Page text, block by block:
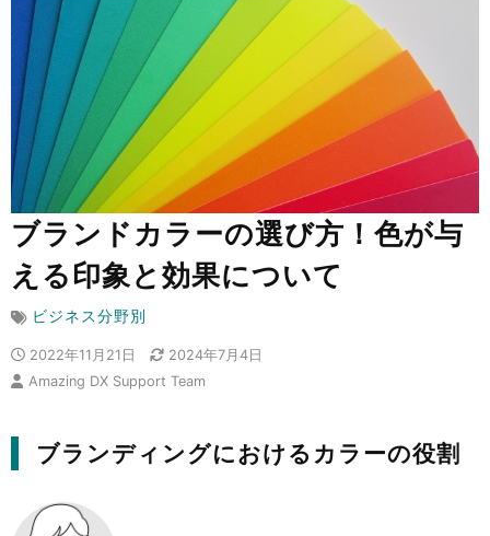
ブランドカラーの選び方！色が与
える印象と効果について
ビジネス分野別
2022年11月21日
2024年7月4日
Amazing DX Support Team
ブランディングにおけるカラーの役割